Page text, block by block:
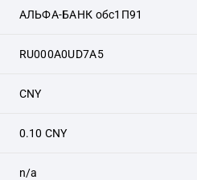
АЛЬФА-БАНК обс1П91
RU000A0UD7A5
CNY
0.10 CNY
n/a